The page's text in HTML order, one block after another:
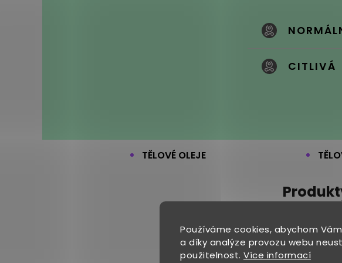
Používáme cookies, abychom
a díky analýze provozu webu
použitelnost. Více informací
CITLIVÁ
TĚLOVÉ OLEJE